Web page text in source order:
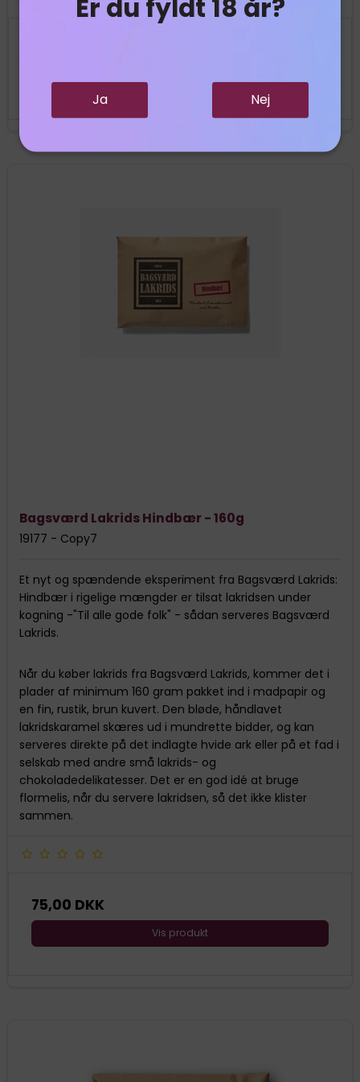
Er du fyldt 18 år?
Ja Nej
Bagsværd Lakrids Hindbær - 160g
19177 - Copy7
Et nyt og spændende eksperiment fra Bagsværd Lakrids:
Hindbær i rigelige mængder er tilsat lakridsen under
kogning -"Til alle gode folk" - sådan serveres Bagsværd
Lakrids.
Når du køber lakrids fra Bagsværd Lakrids, kommer det i
plader af minimum 160 gram pakket ind i madpapir og
en fin, rustik, brun kuvert. Den bløde, håndlavet
lakridskaramel skæres ud i mundrette bidder, og kan
serveres direkte på det indlagte hvide ark eller på et fad i
selskab med andre små lakrids- og
chokoladedelikatesser. Det er en god idé at bruge
flormelis, når du servere lakridsen, så det ikke klister
sammen.
75,00 DKK
Vis produkt